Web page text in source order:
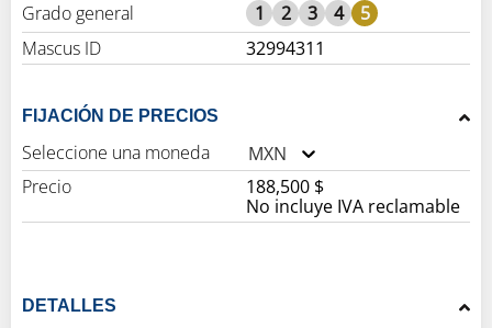
Grado general
1 2 3 4
5
Mascus ID
32994311
FIJACIÓN DE PRECIOS
Seleccione una moneda
MXN
Precio
188,500 $
No incluye IVA reclamable
DETALLES